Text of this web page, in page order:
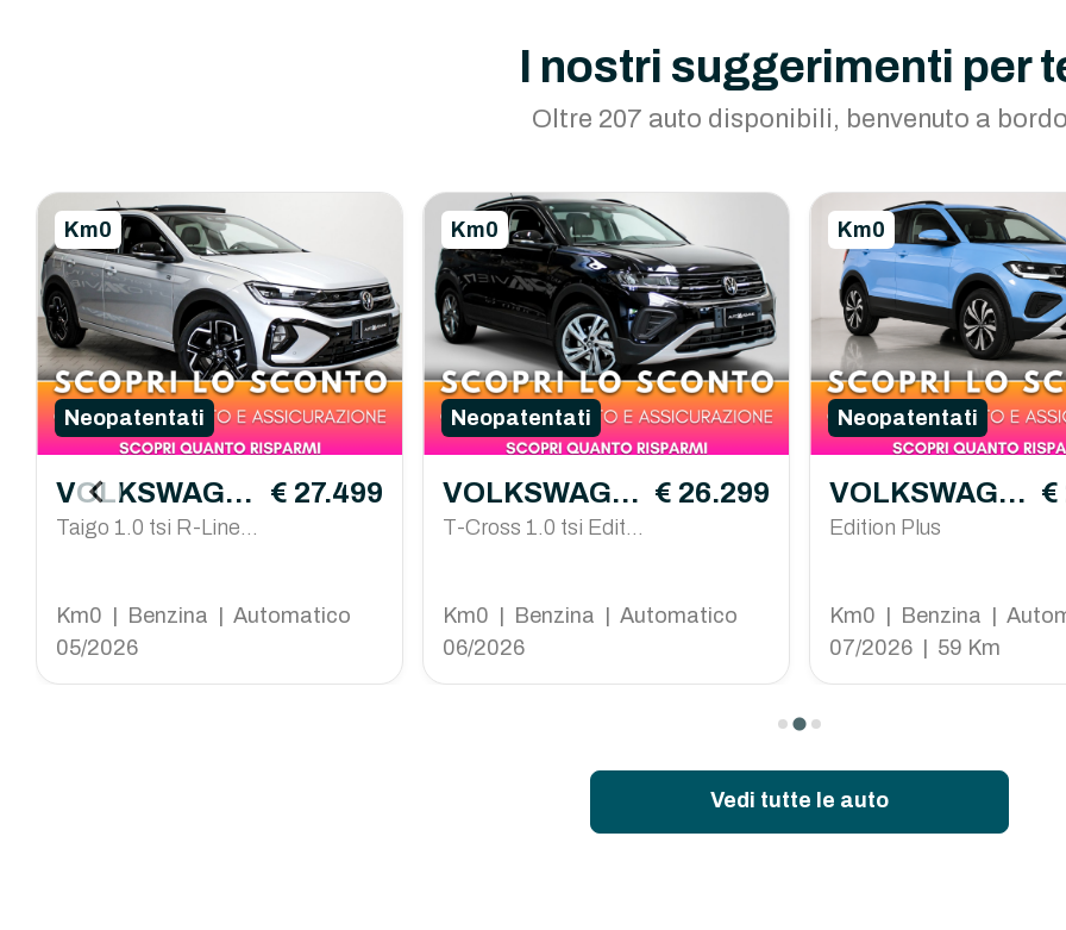
I nostri suggerimenti per
Oltre 207 auto disponibili, benvenuto a bordo
Km0
Neopatentati
VOLKSWAGE
N Taigo
Taigo 1.0 tsi R-Line P
€ 27.499
Km0 | Benzina | Automatico
05/2026
Km0
Neopatentati
VOLKSWAGE
N T-Cross 202
T-Cross 1.0 tsi Editio
€ 26.299
Km0 | Benzina | Automatico
06/2026
Km0
Neopatentati
VOLKSWAGE
N T-Cross
Edition Plus
€
Km0 | Benzina |
07/2026 | 59 Km
Vedi tutte le auto